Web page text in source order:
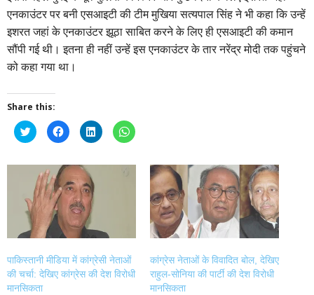
एनकाउंटर पर बनी एसआइटी की टीम मुखिया सत्यपाल सिंह ने भी कहा कि उन्हें
इशरत जहां के एनकाउंटर झूठा साबित करने के लिए ही एसआइटी की कमान
सौंपी गई थी। इतना ही नहीं उन्हें इस एनकाउंटर के तार नरेंद्र मोदी तक पहुंचने
को कहा गया था।
Share this:
Click
to
share
Twitter
(Opens
in
new
window)
Click
to
share
Facebook
(Opens
in
new
window)
Click
to
share
LinkedIn
Click
to
WhatsApp
(Opens
window)
पाकिस्तानी मीडिया में कांग्रेसी नेताओं
की चर्चा: देखिए कांग्रेस की देश विरोधी
मानसिकता
कांग्रेस नेताओं के विवादित बोल, देखिए
राहुल-सोनिया की पार्टी की देश विरोधी
मानसिकता